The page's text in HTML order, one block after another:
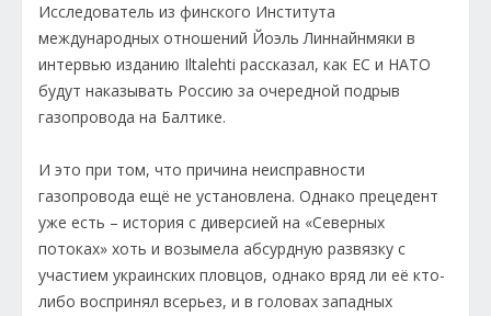
Исследователь из финского Института
международных отношений Йоэль Линнайнмяки в
интервью изданию Iltalehti рассказал, как ЕС и НАТО
будут наказывать Россию за очередной подрыв
газопровода на Балтике.
И это при том, что причина неисправности
газопровода ещё не установлена. Однако прецедент
уже есть – история с диверсией на «Северных
потоках» хоть и возымела абсурдную развязку с
участием украинских пловцов, однако вряд ли её кто-
либо воспринял всерьез, и в головах западных